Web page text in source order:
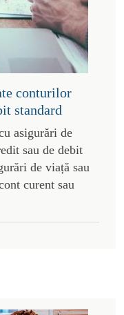
conturilor
standard
asigurări de
sau de debit
de viață sau
curent sau